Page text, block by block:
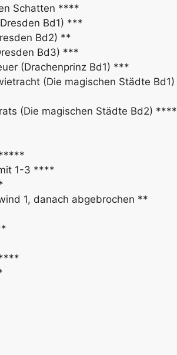
Schatten ****
Bd1) ***
Bd2) **
Bd3) ***
(Drachenprinz Bd1) ***
(Die magischen Städte Bd1)
(Die magischen Städte Bd2) ****
*****
1-3 ****
1, danach abgebrochen **